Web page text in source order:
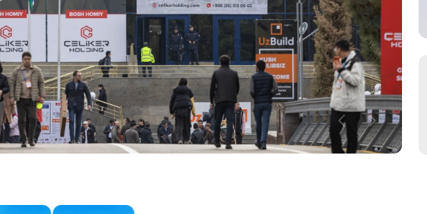
Doing Business in
Uzbekistan
Итоги выставки
Официальный каталог
Официальный
авиаперевозчик